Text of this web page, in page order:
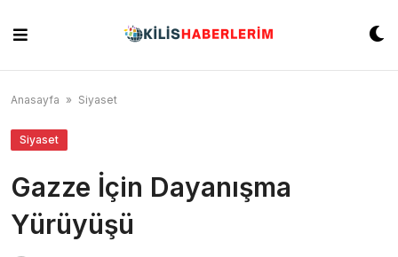
content
Anasayfa » Siyaset
Siyaset
Gazze İçin Dayanışma
Yürüyüşü